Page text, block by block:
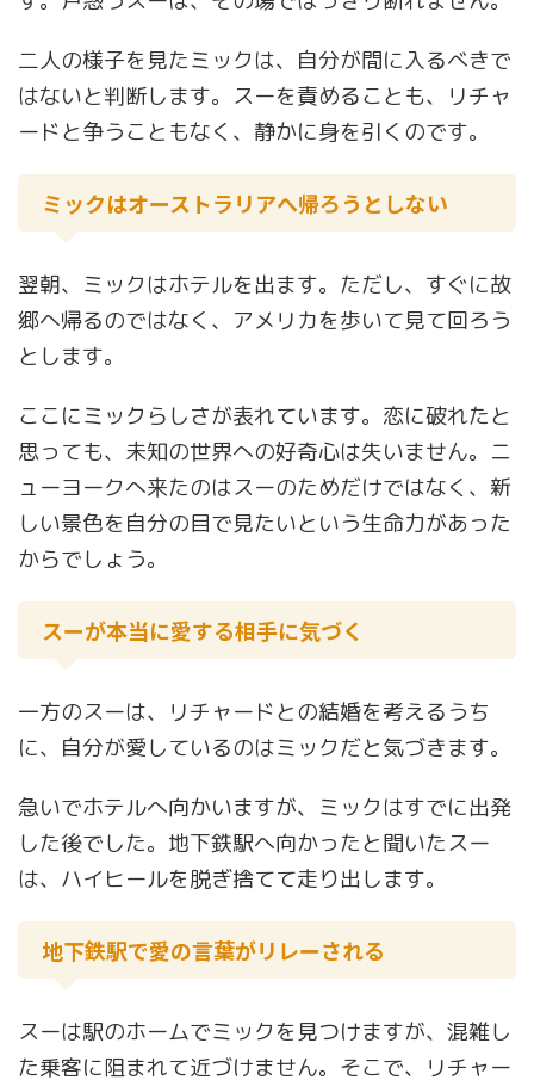
二人の様子を見たミックは、自分が間に入るべきで
はないと判断します。スーを責めることも、リチャ
ードと争うこともなく、静かに身を引くのです。
ミックはオーストラリアへ帰ろうとしない
翌朝、ミックはホテルを出ます。ただし、すぐに故
郷へ帰るのではなく、アメリカを歩いて見て回ろう
とします。
ここにミックらしさが表れています。恋に破れたと
思っても、未知の世界への好奇心は失いません。ニ
ューヨークへ来たのはスーのためだけではなく、新
しい景色を自分の目で見たいという生命力があった
からでしょう。
スーが本当に愛する相手に気づく
一方のスーは、リチャードとの結婚を考えるうち
に、自分が愛しているのはミックだと気づきます。
急いでホテルへ向かいますが、ミックはすでに出発
した後でした。地下鉄駅へ向かったと聞いたスー
は、ハイヒールを脱ぎ捨てて走り出します。
地下鉄駅で愛の言葉がリレーされる
スーは駅のホームでミックを見つけますが、混雑し
た乗客に阻まれて近づけません。そこで、リチャー